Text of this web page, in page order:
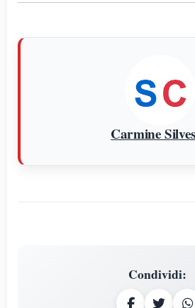
Carmine
Condividi: